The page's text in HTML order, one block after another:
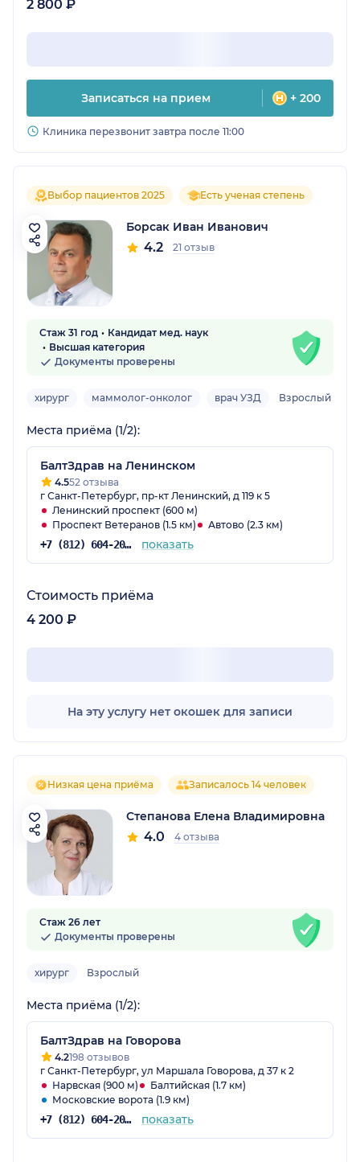
2 800 ₽
Записаться на прием + 200
Клиника перезвонит завтра после 11:00
Выбор пациентов 2025 Есть ученая степень
Борсак Иван Иванович
4.2 21 отзыв
Стаж 31 год
Кандидат мед. наук
Высшая категория
Документы проверены
хирург маммолог-онколог врач УЗД Взрослый
Места приёма (1/2):
БалтЗдрав на Ленинском
4.552 отзыва
г Санкт-Петербург, пр-кт Ленинский, д 119 к 5
Ленинский проспект (600 м)
Проспект Ветеранов (1.5 км)
Автово (2.3 км)
+7 (812) 604-20-38 показать
Стоимость приёма
4 200 ₽
На эту услугу нет окошек для записи
Низкая цена приёма Записалось 14 человек
Степанова Елена Владимировна
4.0 4 отзыва
Стаж 26 лет
Документы проверены
хирург Взрослый
Места приёма (1/2):
БалтЗдрав на Говорова
4.2198 отзывов
г Санкт-Петербург, ул Маршала Говорова, д 37 к 2
Нарвская (900 м)
Балтийская (1.7 км)
Московские ворота (1.9 км)
+7 (812) 604-20-38 показать